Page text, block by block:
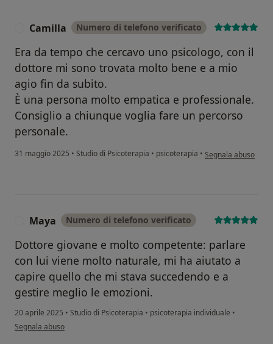
Camilla Numero di telefono verificato
Era da tempo che cercavo uno psicologo, con il
dottore mi sono trovata molto bene e a mio
agio fin da subito.
È una persona molto empatica e professionale.
Consiglio a chiunque voglia fare un percorso
personale.
31 maggio 2025 • Studio di Psicoterapia • psicoterapia • secondo l'opinione
Segnala abuso
Maya Numero di telefono verificato
Dottore giovane e molto competente: parlare
con lui viene molto naturale, mi ha aiutato a
capire quello che mi stava succedendo e a
gestire meglio le emozioni.
20 aprile 2025 • Studio di Psicoterapia • psicoterapia individuale •
secondo l'opinione dell'utente Maya
Segnala abuso